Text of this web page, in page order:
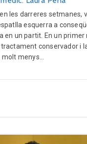
les darreres setmanes,
esquerra a
en un partit. En un primer
conservador i
menys...